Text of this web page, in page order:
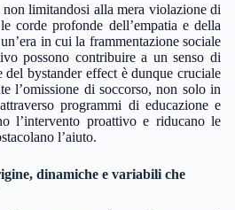
non limitandosi alla mera violazione di
corde profonde dell’empatia e della
in cui la frammentazione sociale
possono contribuire a un senso di
del bystander effect è dunque cruciale
l’omissione di soccorso, non solo in
programmi di educazione e
l’intervento proattivo e riducano le
l’aiuto.
dinamiche e variabili che